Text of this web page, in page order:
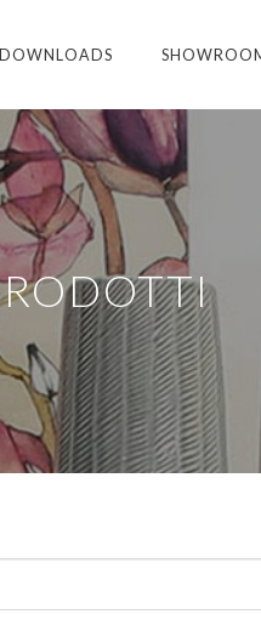
DOWNLOADS